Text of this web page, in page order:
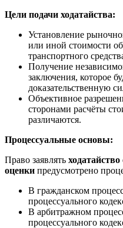
Цели подачи ходатайства:
Установление
или иной стоимости
транспортного
Получение
заключения, которое
доказательственную
Объективное
сторонами расчёты
различаются.
Процессуальные основы:
Право заявлять ходатайство
оценки предусмотрено
В гражданском
процессуального
В арбитражном
процессуального